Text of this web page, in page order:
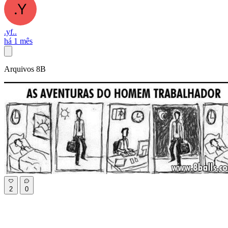
.yf..
há 1 mês
Arquivos 8B
2 0